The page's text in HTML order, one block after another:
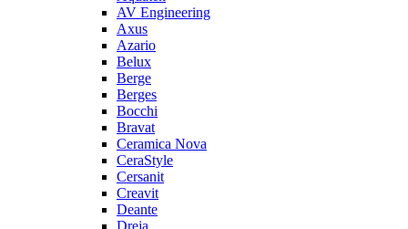
AV Engineering
Axus
Azario
Belux
Berge
Berges
Bocchi
Bravat
Ceramica Nova
CeraStyle
Cersanit
Creavit
Deante
Dreja